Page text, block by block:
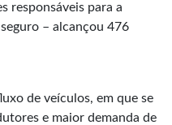
responsáveis para a
– alcançou 476
de veículos, em que se
e maior demanda de